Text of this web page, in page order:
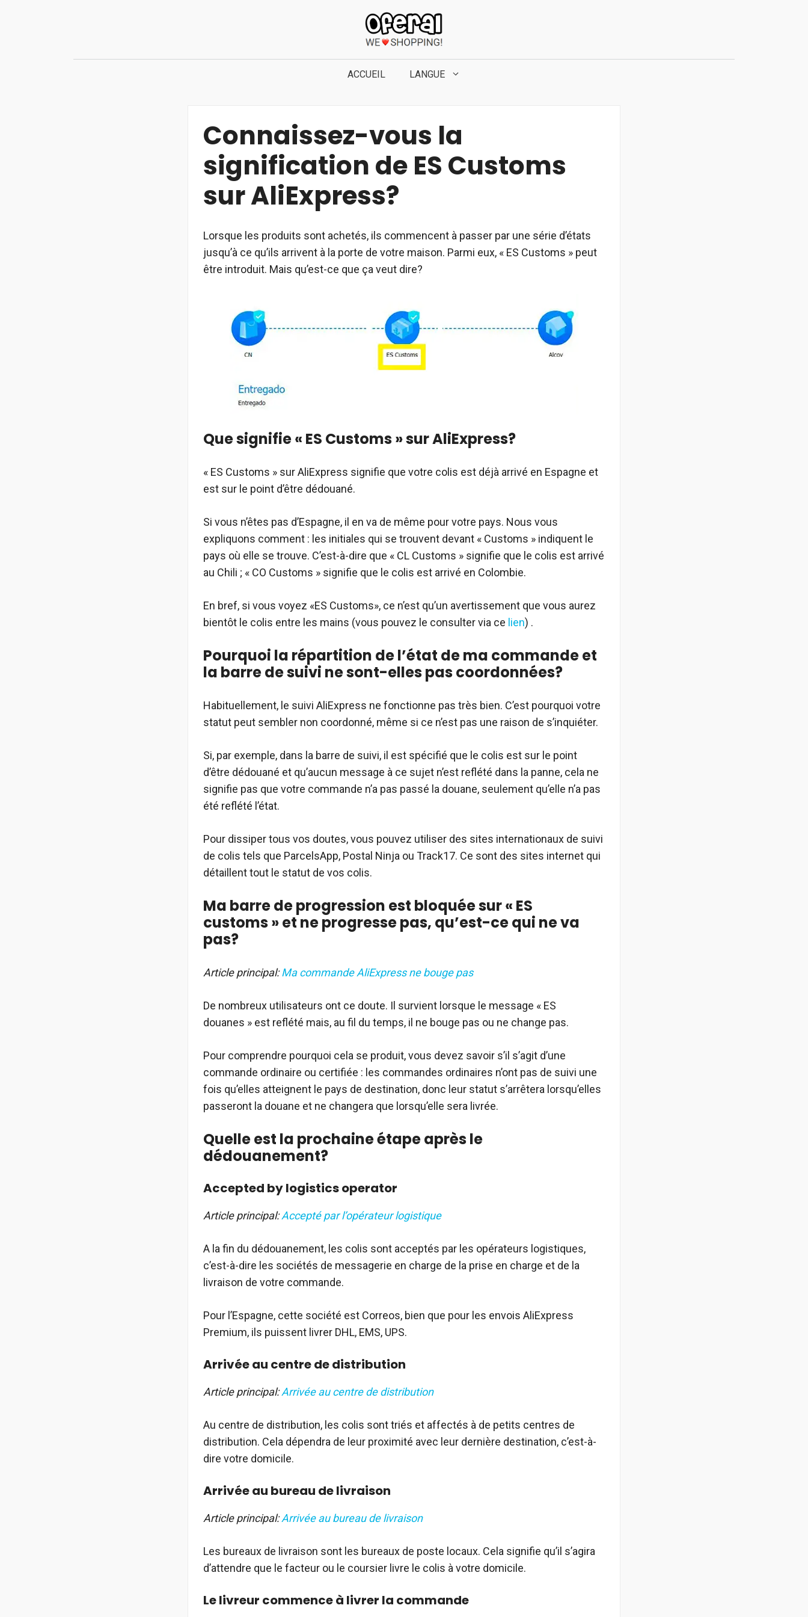
ACCUEIL LANGUE
Connaissez-vous la
signification de ES Customs
sur AliExpress?
Lorsque les produits sont achetés, ils commencent à passer par une série d’états
jusqu’à ce qu’ils arrivent à la porte de votre maison. Parmi eux, « ES Customs » peut
être introduit. Mais qu’est-ce que ça veut dire?
Que signifie « ES Customs » sur AliExpress?
« ES Customs » sur AliExpress signifie que votre colis est déjà arrivé en Espagne et
est sur le point d’être dédouané.
Si vous n’êtes pas d’Espagne, il en va de même pour votre pays. Nous vous
expliquons comment : les initiales qui se trouvent devant « Customs » indiquent le
pays où elle se trouve. C’est-à-dire que « CL Customs » signifie que le colis est arrivé
au Chili ; « CO Customs » signifie que le colis est arrivé en Colombie.
En bref, si vous voyez «ES Customs», ce n’est qu’un avertissement que vous aurez
bientôt le colis entre les mains (vous pouvez le consulter via ce lien) .
Pourquoi la répartition de l’état de ma commande et
la barre de suivi ne sont-elles pas coordonnées?
Habituellement, le suivi AliExpress ne fonctionne pas très bien. C’est pourquoi votre
statut peut sembler non coordonné, même si ce n’est pas une raison de s’inquiéter.
Si, par exemple, dans la barre de suivi, il est spécifié que le colis est sur le point
d’être dédouané et qu’aucun message à ce sujet n’est reflété dans la panne, cela ne
signifie pas que votre commande n’a pas passé la douane, seulement qu’elle n’a pas
été reflété l’état.
Pour dissiper tous vos doutes, vous pouvez utiliser des sites internationaux de suivi
de colis tels que ParcelsApp, Postal Ninja ou Track17. Ce sont des sites internet qui
détaillent tout le statut de vos colis.
Ma barre de progression est bloquée sur « ES
customs » et ne progresse pas, qu’est-ce qui ne va
pas?
Article principal:Ma commande AliExpress ne bouge pas
De nombreux utilisateurs ont ce doute. Il survient lorsque le message « ES
douanes » est reflété mais, au fil du temps, il ne bouge pas ou ne change pas.
Pour comprendre pourquoi cela se produit, vous devez savoir s’il s’agit d’une
commande ordinaire ou certifiée : les commandes ordinaires n’ont pas de suivi une
fois qu’elles atteignent le pays de destination, donc leur statut s’arrêtera lorsqu’elles
passeront la douane et ne changera que lorsqu’elle sera livrée.
Quelle est la prochaine étape après le
dédouanement?
Accepted by logistics operator
Article principal:Accepté par l’opérateur logistique
A la fin du dédouanement, les colis sont acceptés par les opérateurs logistiques,
c’est-à-dire les sociétés de messagerie en charge de la prise en charge et de la
livraison de votre commande.
Pour l’Espagne, cette société est Correos, bien que pour les envois AliExpress
Premium, ils puissent livrer DHL, EMS, UPS.
Arrivée au centre de distribution
Article principal:Arrivée au centre de distribution
Au centre de distribution, les colis sont triés et affectés à de petits centres de
distribution. Cela dépendra de leur proximité avec leur dernière destination, c’est-à-
dire votre domicile.
Arrivée au bureau de livraison
Article principal:Arrivée au bureau de livraison
Les bureaux de livraison sont les bureaux de poste locaux. Cela signifie qu’il s’agira
d’attendre que le facteur ou le coursier livre le colis à votre domicile.
Le livreur commence à livrer la commande